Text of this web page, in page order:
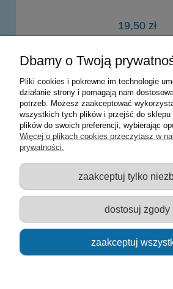
19,50 zł
do koszyka
Warunki zakupów
Moje konto
Informacje o
Sklep z zabawkami Łódź :: Hurownia
edukacyjne :: Zestawy artystyczne ::
:: Zabawkownia :: zabawki dla dzieci ::
szkolne ::
Dbamy o Twoją
Pliki cookies i pokrewne im technologie
działanie strony i pomagają nam
potrzeb. Możesz zaakceptować
wszystkich tych plików i przejść do
plików do swoich preferencji, wybierając
Więcej o plikach cookies przeczytasz w
prywatności.
zaakceptuj tylko
dostosuj zgody
zaakceptuj